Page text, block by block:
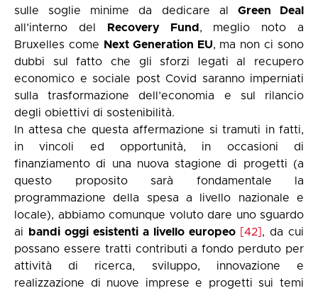
sulle soglie minime da dedicare al Green Deal
all’interno del
Recovery Fund , meglio noto a
Bruxelles come
Next Generation EU, ma non ci sono
dubbi sul fatto che gli sforzi legati al recupero
economico e sociale post Covid saranno imperniati
sulla trasformazione dell’economia e sul rilancio
degli obiettivi di sostenibilità.
In attesa che questa affermazione si tramuti in fatti,
in vincoli ed opportunità, in occasioni di
finanziamento di una nuova stagione di progetti (a
questo proposito sarà fondamentale la
programmazione della spesa a livello nazionale e
locale), abbiamo comunque voluto dare uno sguardo
ai
bandi oggi esistenti a livello europeo [42] , da cui
possano essere tratti contributi a fondo perduto per
attività di ricerca, sviluppo, innovazione e
realizzazione di nuove imprese e progetti sui temi